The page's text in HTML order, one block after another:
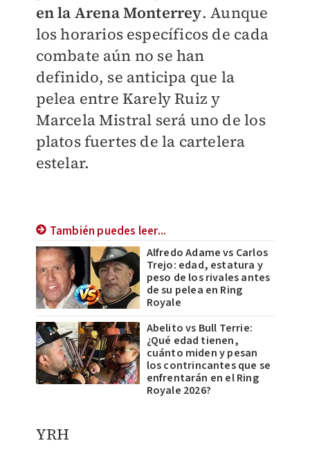
en la Arena Monterrey. Aunque
los horarios específicos de cada
combate aún no se han
definido, se anticipa que la
pelea entre Karely Ruiz y
Marcela Mistral será uno de los
platos fuertes de la cartelera
estelar.
También puedes leer...
Alfredo Adame vs Carlos
Trejo: edad, estatura y
peso de los rivales antes
de su pelea en Ring
Royale
Abelito vs Bull Terrie:
¿Qué edad tienen,
cuánto miden y pesan
los contrincantes que se
enfrentarán en el Ring
Royale 2026?
YRH